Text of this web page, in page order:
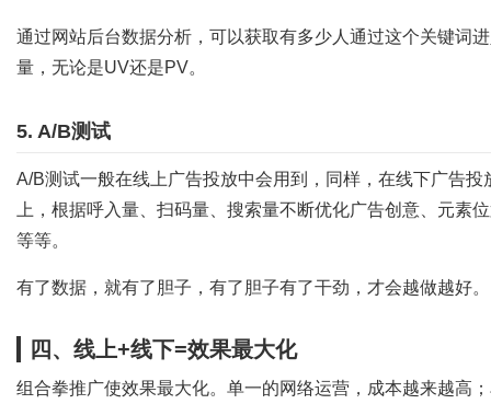
通过网站后台数据分析，可以获取有多少人通过这个关键词
量，无论是UV还是PV。
5. A/B测试
A/B测试一般在线上广告投放中会用到，同样，在线下广告
上，根据呼入量、扫码量、搜索量不断优化广告创意、元素
等等。
有了数据，就有了胆子，有了胆子有了干劲，才会越做越好。
四、线上+线下=效果最大化
组合拳推广使效果最大化。单一的网络运营，成本越来越高